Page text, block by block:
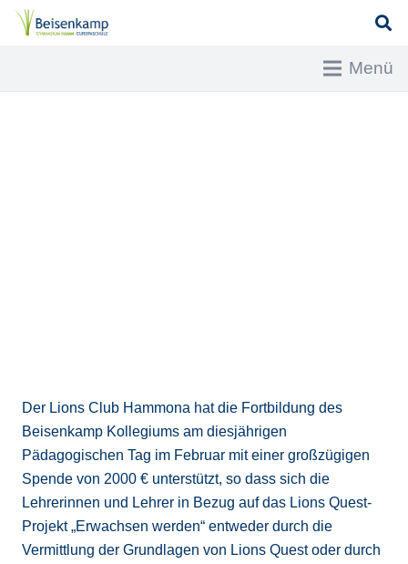
Menü
Der Lions Club Hammona hat die Fortbildung des
Beisenkamp Kollegiums am diesjährigen
Pädagogischen Tag im Februar mit einer großzügigen
Spende von 2000 € unterstützt, so dass sich die
Lehrerinnen und Lehrer in Bezug auf das Lions Quest-
Projekt „Erwachsen werden“ entweder durch die
Vermittlung der Grundlagen von Lions Quest oder durch